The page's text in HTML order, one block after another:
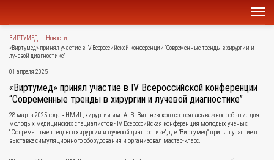
ВИРТУМЕД
Новости
«Виртумед» принял участие в IV Всероссийской конференции “Современные тренды в хирургии и
лучевой диагностике”
01 апреля 2025
«Виртумед» принял участие в IV Всероссийской конференции
“Современные тренды в хирургии и лучевой диагностике”
28 марта 2025 года в НМИЦ хирургии им. А. В. Вишневского состоялась важное событие для
молодых медицинских специалистов - IV Всероссийская конференция молодых ученых
“Современные тренды в хирургии и лучевой диагностике”, где "Виртумед" принял участие в
выставке симуляционного оборудования и организовал мастер-класс.